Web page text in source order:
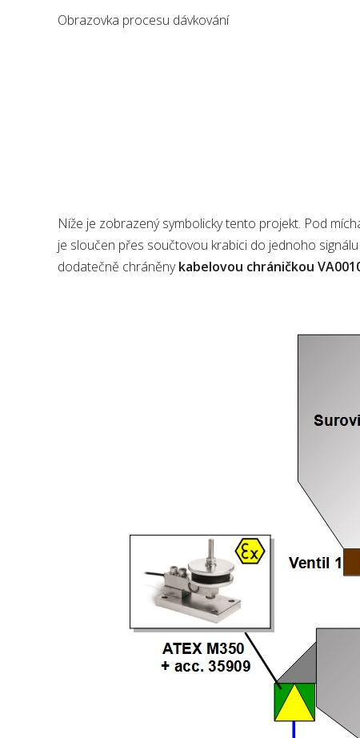
Obrazovka procesu dávkování
Níže je zobrazený symbolicky tento projekt. Pod
je sloučen přes součtovou krabici do jednoho
dodatečně chráněnykabelovou chráničkou